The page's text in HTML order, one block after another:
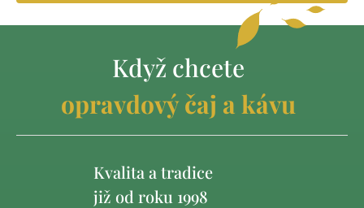
Když chcete
opravdový čaj a kávu
Kvalita a tradice
již od roku 1998